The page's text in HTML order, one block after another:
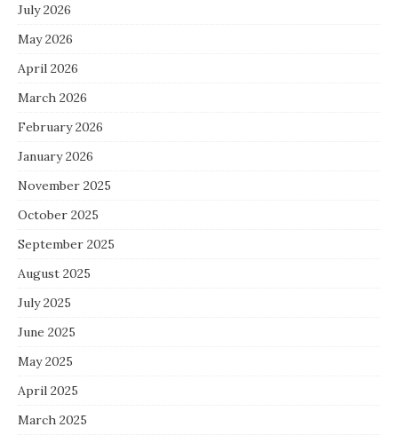
July 2026
May 2026
April 2026
March 2026
February 2026
January 2026
November 2025
October 2025
September 2025
August 2025
July 2025
June 2025
May 2025
April 2025
March 2025